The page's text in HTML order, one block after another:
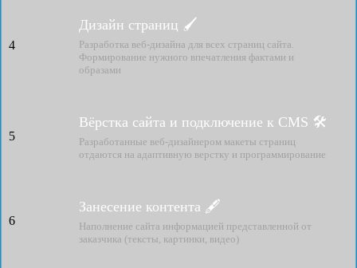
4
Дизайн страниц 🖌
Разработка веб-дизайна для всех страниц сайта.
Формирование нужного впечатления фактами и
образами
5
Вёрстка сайта и подключение к CMS 🛠
Разработанные веб-дизайнером макеты страниц
отдаются на адаптивную верстку и программирование
6
Занесение контента 🖋
Наполнение сайта информацией представленной от
заказчика (тексты, картинки, видео)